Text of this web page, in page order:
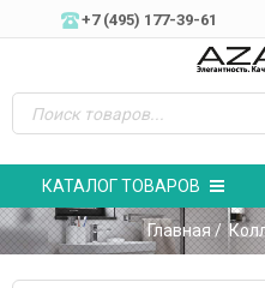
+7 (495) 177-39-61
КАТАЛОГ ТОВАРОВ
Главная /